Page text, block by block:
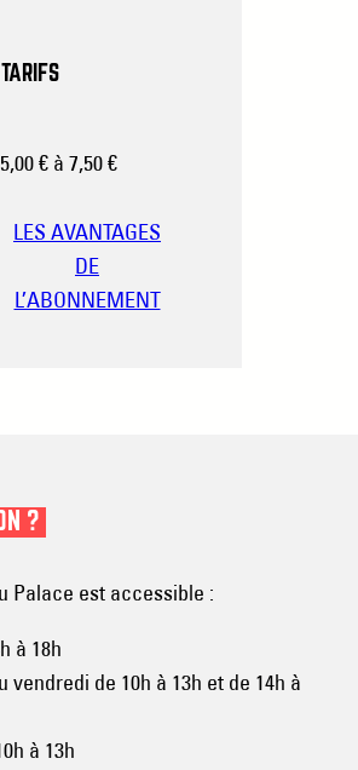
TARIFS
€ à 7,50 €
LES AVANTAGES
DE
L’ABONNEMENT
?
Palace est accessible :
à 18h
vendredi de 10h à 13h et de 14h à
à 13h